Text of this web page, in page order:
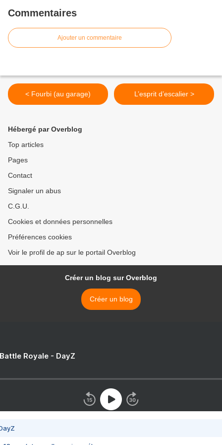
Commentaires
Ajouter un commentaire
< Fourbi (au garage) L’esprit d’escalier >
Hébergé par Overblog
Top articles
Pages
Contact
Signaler un abus
C.G.U.
Cookies et données personnelles
Préférences cookies
Voir le profil de ap sur le portail Overblog
Créer un blog sur Overblog
Créer un blog
Royale - DayZ